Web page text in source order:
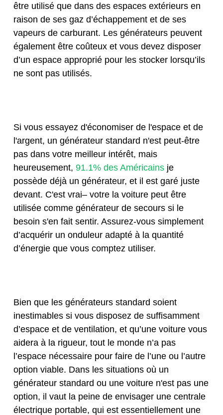
être utilisé que dans des espaces extérieurs en
raison de ses gaz d’échappement et de ses
vapeurs de carburant. Les générateurs peuvent
également être coûteux et vous devez disposer
d’un espace approprié pour les stocker lorsqu’ils
ne sont pas utilisés.
Si vous essayez d'économiser de l'espace et de
l'argent, un générateur standard n'est peut-être
pas dans votre meilleur intérêt, mais
heureusement, 91.1% des Américainsje
possède déjà un générateur, et il est garé juste
devant. C'est vrai– votre la voiture peut être
utilisée comme générateur de secourssi le
besoin s'en fait sentir. Assurez-vous simplement
d’acquérir un onduleur adapté à la quantité
d’énergie que vous comptez utiliser.
Bien que les générateurs standard soient
inestimables si vous disposez de suffisamment
d’espace et de ventilation, et qu’une voiture vous
aidera à la rigueur, tout le monde n’a pas
l’espace nécessaire pour faire de l’une ou l’autre
option viable. Dans les situations où un
générateur standard ou une voiture n'est pas une
option, il vaut la peine de envisager une centrale
électrique portable, qui est essentiellement une